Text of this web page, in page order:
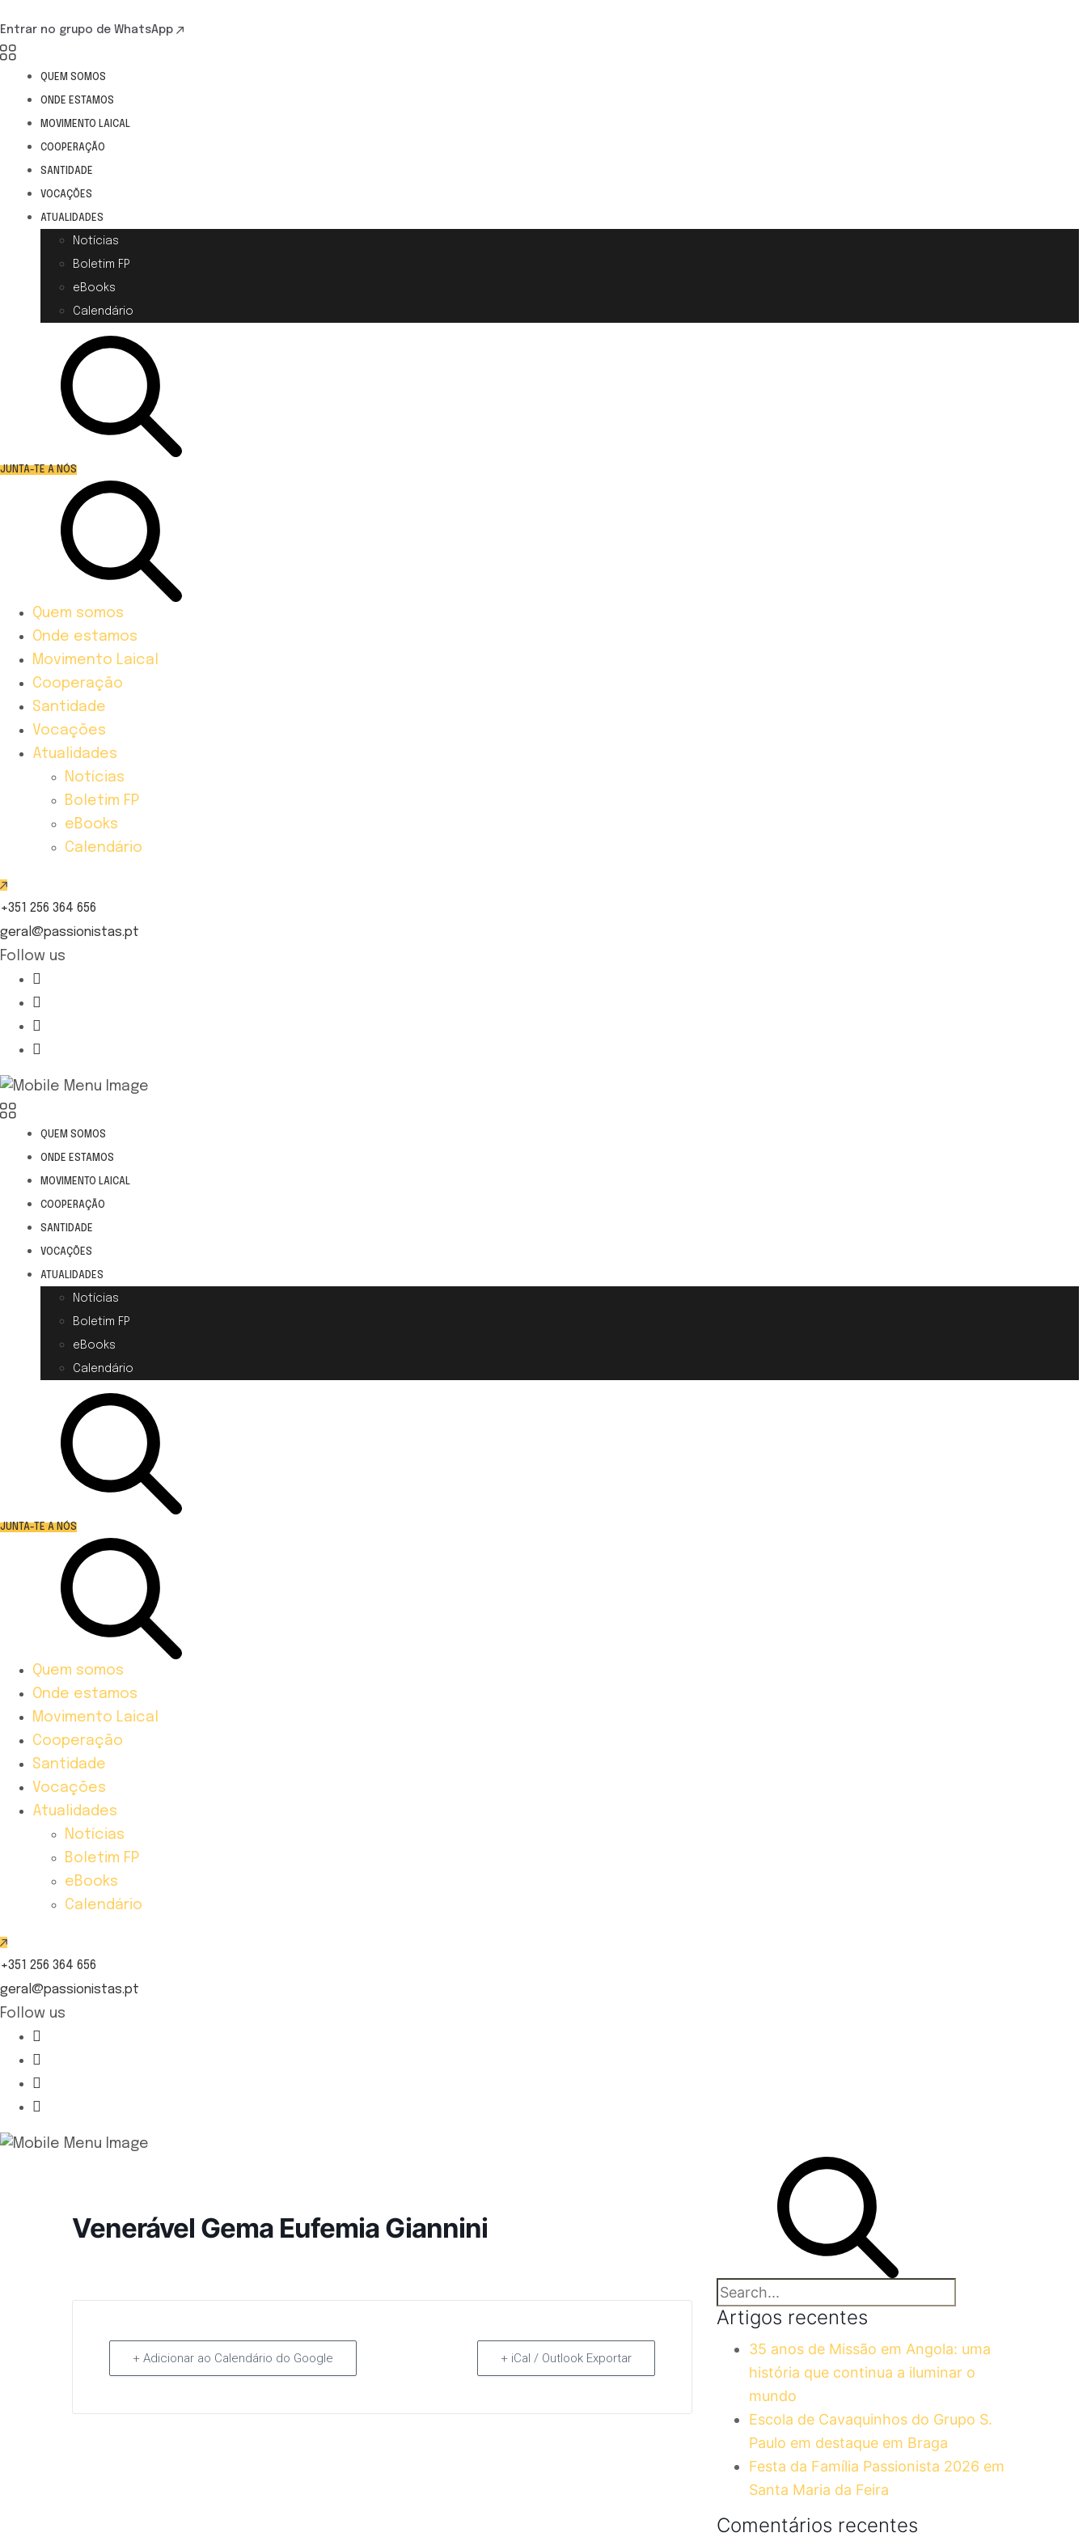
Entrar no grupo de WhatsApp
QUEM SOMOS
ONDE ESTAMOS
MOVIMENTO LAICAL
COOPERAÇÃO
SANTIDADE
VOCAÇÕES
ATUALIDADES
Notícias
Boletim FP
eBooks
Calendário
JUNTA-TE A NÓS
Quem somos
Onde estamos
Movimento Laical
Cooperação
Santidade
Vocações
Atualidades
Notícias
Boletim FP
eBooks
Calendário
+351 256 364 656
geral@passionistas.pt
Follow us
QUEM SOMOS
ONDE ESTAMOS
MOVIMENTO LAICAL
COOPERAÇÃO
SANTIDADE
VOCAÇÕES
ATUALIDADES
Notícias
Boletim FP
eBooks
Calendário
JUNTA-TE A NÓS
Quem somos
Onde estamos
Movimento Laical
Cooperação
Santidade
Vocações
Atualidades
Notícias
Boletim FP
eBooks
Calendário
+351 256 364 656
geral@passionistas.pt
Follow us
Venerável Gema Eufemia Giannini
+ Adicionar ao Calendário do Google + iCal / Outlook Exportar
Artigos recentes
35 anos de Missão em Angola: uma
história que continua a iluminar o
mundo
Escola de Cavaquinhos do Grupo S.
Paulo em destaque em Braga
Festa da Família Passionista 2026 em
Santa Maria da Feira
Comentários recentes